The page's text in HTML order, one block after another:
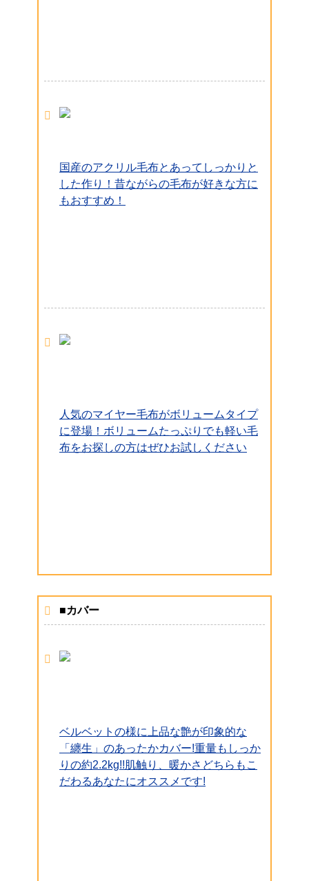
国産のアクリル毛布とあってしっかりと
した作り！昔ながらの毛布が好きな方に
もおすすめ！
人気のマイヤー毛布がボリュームタイプ
に登場！ボリュームたっぷりでも軽い毛
布をお探しの方はぜひお試しください
■カバー
ベルベットの様に上品な艶が印象的な
「纏生」のあったかカバー!重量もしっか
りの約2.2kg!!肌触り、暖かさどちらもこ
だわるあなたにオススメです!